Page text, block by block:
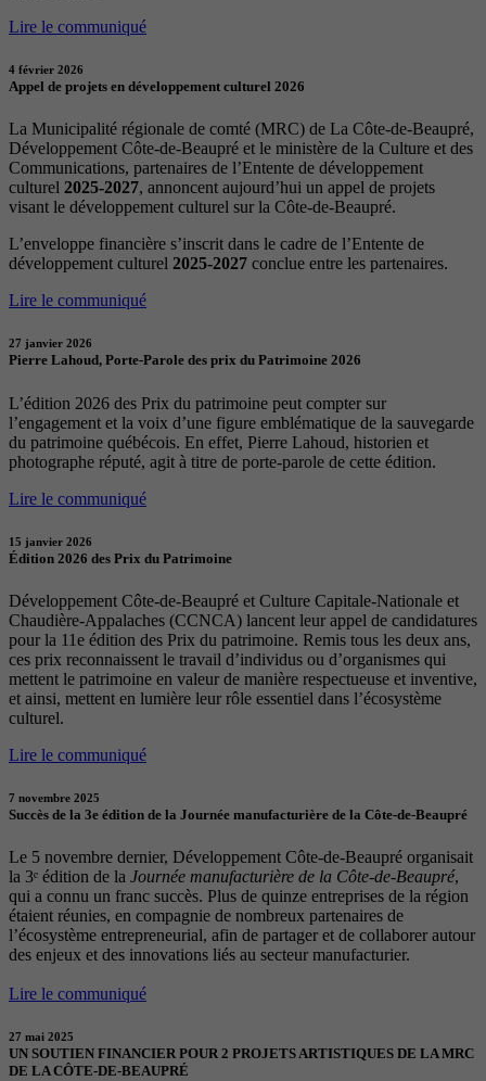
Lire le communiqué
4 février 2026
Appel de projets en développement culturel 2026
La Municipalité régionale de comté (MRC) de La Côte-de-Beaupré,
Développement Côte-de-Beaupré et le ministère de la Culture et des
Communications, partenaires de l’Entente de développement
culturel 2025-2027, annoncent aujourd’hui un appel de projets
visant le développement culturel sur la Côte-de-Beaupré.
L’enveloppe financière s’inscrit dans le cadre de l’Entente de
développement culturel 2025-2027 conclue entre les partenaires.
Lire le communiqué
27 janvier 2026
Pierre Lahoud, Porte-Parole des prix du Patrimoine 2026
L’édition 2026 des Prix du patrimoine peut compter sur
l’engagement et la voix d’une figure emblématique de la sauvegarde
du patrimoine québécois. En effet, Pierre Lahoud, historien et
photographe réputé, agit à titre de porte-parole de cette édition.
Lire le communiqué
15 janvier 2026
Édition 2026 des Prix du Patrimoine
Développement Côte-de-Beaupré et Culture Capitale-Nationale et
Chaudière-Appalaches (CCNCA) lancent leur appel de candidatures
pour la 11e édition des Prix du patrimoine. Remis tous les deux ans,
ces prix reconnaissent le travail d’individus ou d’organismes qui
mettent le patrimoine en valeur de manière respectueuse et inventive,
et ainsi, mettent en lumière leur rôle essentiel dans l’écosystème
culturel.
Lire le communiqué
7 novembre 2025
Succès de la 3e édition de la Journée manufacturière de la Côte-de-Beaupré
Le 5 novembre dernier, Développement Côte-de-Beaupré organisait
la 3ᵉ édition de la Journée manufacturière de la Côte-de-Beaupré,
qui a connu un franc succès. Plus de quinze entreprises de la région
étaient réunies, en compagnie de nombreux partenaires de
l’écosystème entrepreneurial, afin de partager et de collaborer autour
des enjeux et des innovations liés au secteur manufacturier.
Lire le communiqué
27 mai 2025
UN SOUTIEN FINANCIER POUR 2 PROJETS ARTISTIQUES DE LA MRC
DE LA CÔTE-DE-BEAUPRÉ